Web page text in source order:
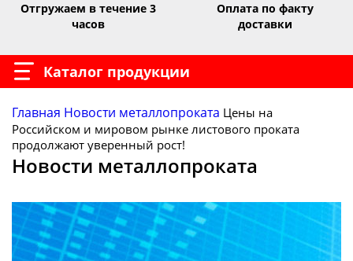
Отгружаем в течение 3
часов
Оплата по факту
доставки
Каталог продукции
Главная Новости металлопроката Цены на
Российском и мировом рынке листового проката
продолжают уверенный рост!
Новости металлопроката